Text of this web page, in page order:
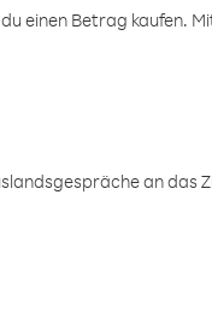
einen Betrag kaufen.
an das